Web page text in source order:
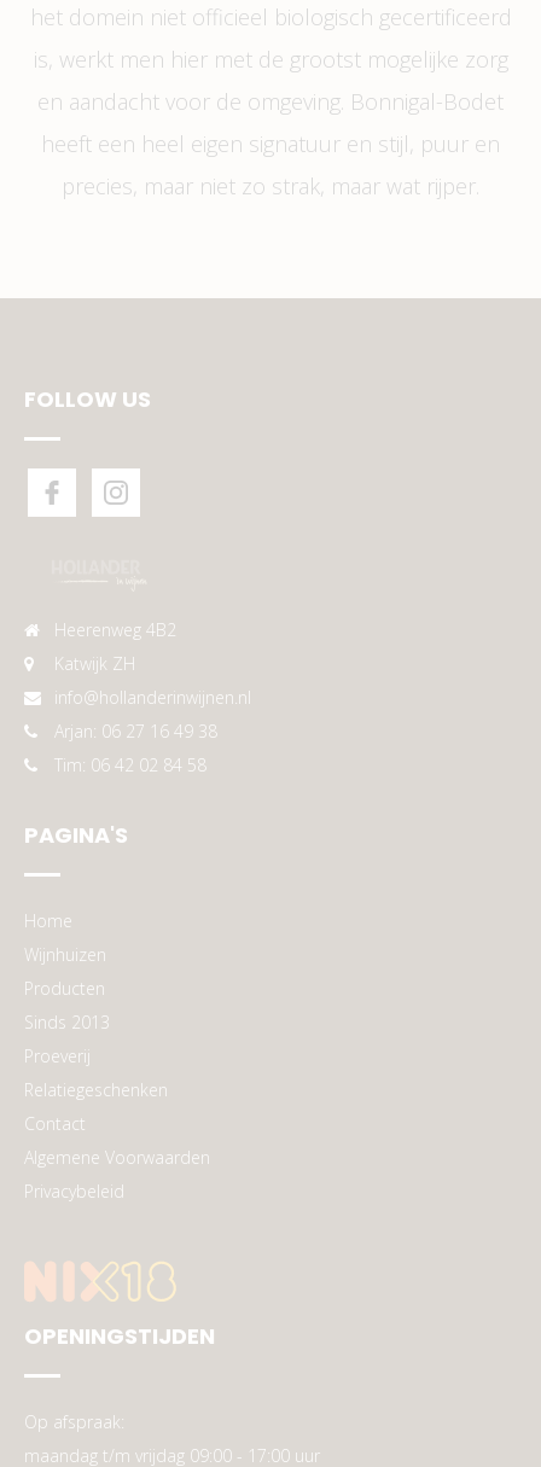
het domein niet officieel biologisch gecertificeerd
is, werkt men hier met de grootst mogelijke zorg
en aandacht voor de omgeving. Bonnigal-Bodet
heeft een heel eigen signatuur en stijl, puur en
precies, maar niet zo strak, maar wat rijper.
FOLLOW US
Heerenweg 4B2
Katwijk ZH
info@hollanderinwijnen.nl
Arjan: 06 27 16 49 38
Tim: 06 42 02 84 58
PAGINA'S
Home
Wijnhuizen
Producten
Sinds 2013
Proeverij
Relatiegeschenken
Contact
Algemene Voorwaarden
Privacybeleid
OPENINGSTIJDEN
Op afspraak:
maandag t/m vrijdag 09:00 - 17:00 uur